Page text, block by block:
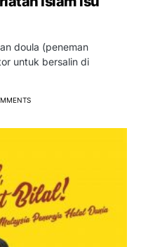
doula (peneman
untuk bersalin di